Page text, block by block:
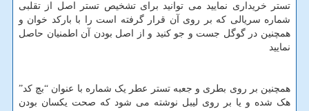
تستر خریداری نمایید می توانید برای تشخیص تستر اصل از تقلبی
شماره سریالی که بر روی آن قرار گرفته است را با بارکد خوان و
همچنین در گوگل جست و جو کنید و از اصل بودن آن اطمنیان حاصل
نمایید
همچنین بر روی بطری و جعبه تستر عطر یک شماره با عنوان “بچ کد”
هک شده و یا بر روی لیبل نوشته می شود که صحت یکسان بودن